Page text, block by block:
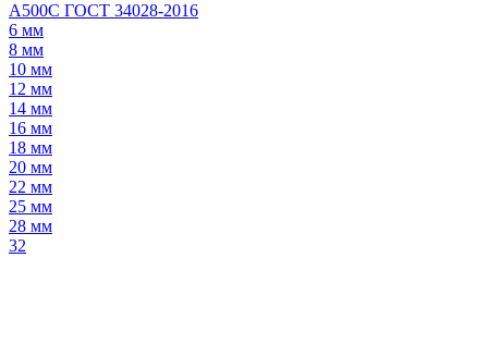
А500С ГОСТ 34028-2016
6 мм
8 мм
10 мм
12 мм
14 мм
16 мм
18 мм
20 мм
22 мм
25 мм
28 мм
32